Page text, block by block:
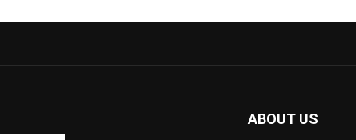
ABOUT US